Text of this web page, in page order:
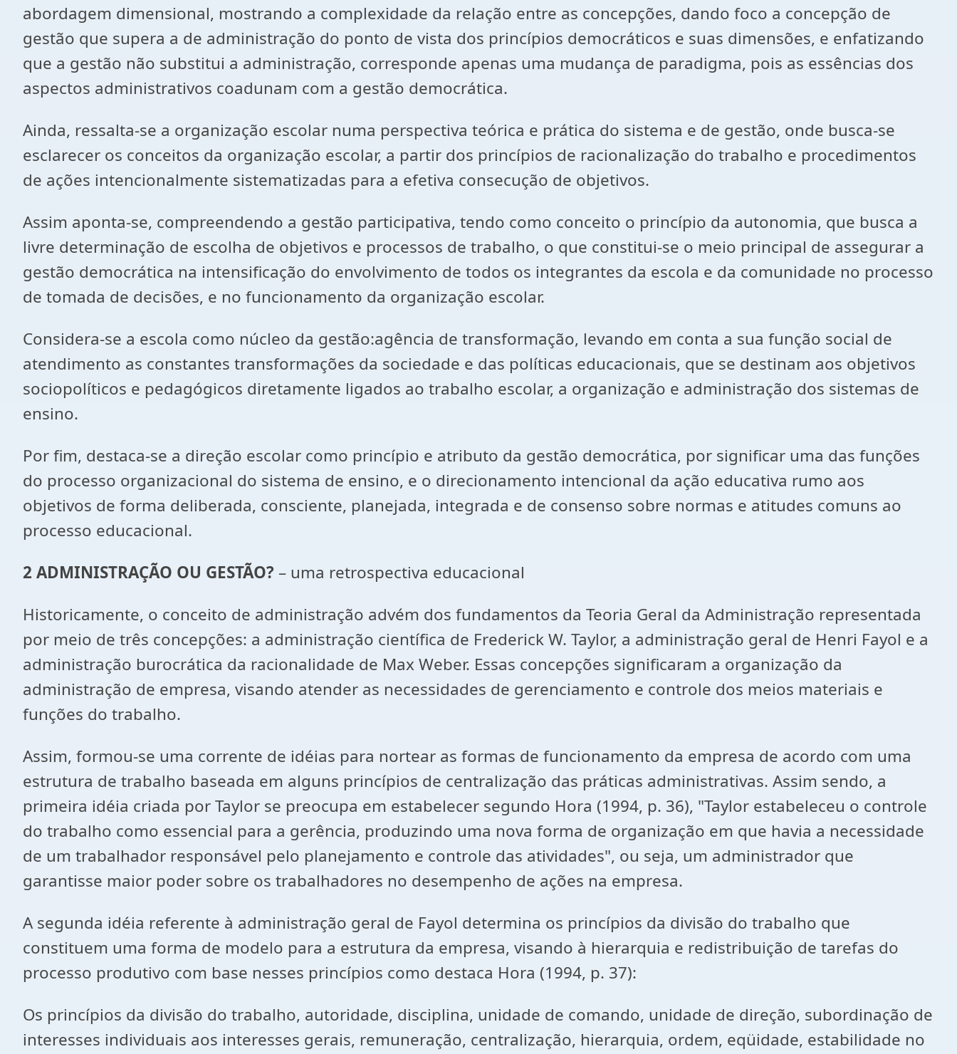
abordagem dimensional, mostrando a complexidade da relação entre as concepções, dando foco a concepção de
gestão que supera a de administração do ponto de vista dos princípios democráticos e suas dimensões, e enfatizando
que a gestão não substitui a administração, corresponde apenas uma mudança de paradigma, pois as essências dos
aspectos administrativos coadunam com a gestão democrática.
Ainda, ressalta-se a organização escolar numa perspectiva teórica e prática do sistema e de gestão, onde busca-se
esclarecer os conceitos da organização escolar, a partir dos princípios de racionalização do trabalho e procedimentos
de ações intencionalmente sistematizadas para a efetiva consecução de objetivos.
Assim aponta-se, compreendendo a gestão participativa, tendo como conceito o princípio da autonomia, que busca a
livre determinação de escolha de objetivos e processos de trabalho, o que constitui-se o meio principal de assegurar a
gestão democrática na intensificação do envolvimento de todos os integrantes da escola e da comunidade no processo
de tomada de decisões, e no funcionamento da organização escolar.
Considera-se a escola como núcleo da gestão:agência de transformação, levando em conta a sua função social de
atendimento as constantes transformações da sociedade e das políticas educacionais, que se destinam aos objetivos
sociopolíticos e pedagógicos diretamente ligados ao trabalho escolar, a organização e administração dos sistemas de
ensino.
Por fim, destaca-se a direção escolar como princípio e atributo da gestão democrática, por significar uma das funções
do processo organizacional do sistema de ensino, e o direcionamento intencional da ação educativa rumo aos
objetivos de forma deliberada, consciente, planejada, integrada e de consenso sobre normas e atitudes comuns ao
processo educacional.
2 ADMINISTRAÇÃO OU GESTÃO? – uma retrospectiva educacional
Historicamente, o conceito de administração advém dos fundamentos da Teoria Geral da Administração representada
por meio de três concepções: a administração científica de Frederick W. Taylor, a administração geral de Henri Fayol e a
administração burocrática da racionalidade de Max Weber. Essas concepções significaram a organização da
administração de empresa, visando atender as necessidades de gerenciamento e controle dos meios materiais e
funções do trabalho.
Assim, formou-se uma corrente de idéias para nortear as formas de funcionamento da empresa de acordo com uma
estrutura de trabalho baseada em alguns princípios de centralização das práticas administrativas. Assim sendo, a
primeira idéia criada por Taylor se preocupa em estabelecer segundo Hora (1994, p. 36), "Taylor estabeleceu o controle
do trabalho como essencial para a gerência, produzindo uma nova forma de organização em que havia a necessidade
de um trabalhador responsável pelo planejamento e controle das atividades", ou seja, um administrador que
garantisse maior poder sobre os trabalhadores no desempenho de ações na empresa.
A segunda idéia referente à administração geral de Fayol determina os princípios da divisão do trabalho que
constituem uma forma de modelo para a estrutura da empresa, visando à hierarquia e redistribuição de tarefas do
processo produtivo com base nesses princípios como destaca Hora (1994, p. 37):
Os princípios da divisão do trabalho, autoridade, disciplina, unidade de comando, unidade de direção, subordinação de
interesses individuais aos interesses gerais, remuneração, centralização, hierarquia, ordem, eqüidade, estabilidade no